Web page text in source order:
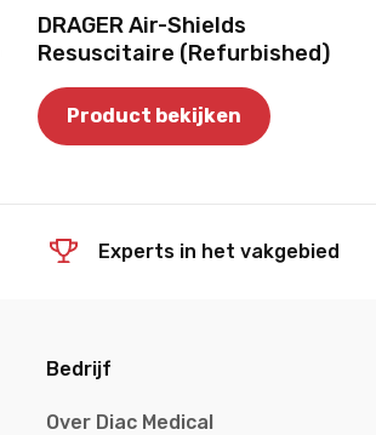
DRAGER Air-Shields
Resuscitaire (Refurbished)
Product bekijken
Experts in het vakgebied
Bedrijf
Over Diac Medical